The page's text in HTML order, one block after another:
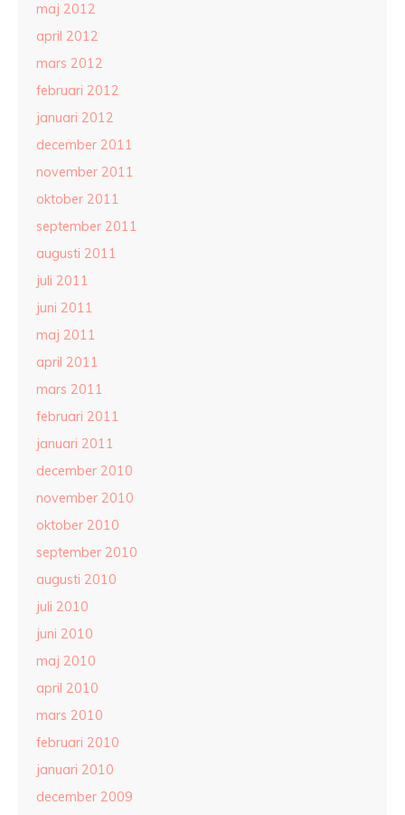
maj 2012
april 2012
mars 2012
februari 2012
januari 2012
december 2011
november 2011
oktober 2011
september 2011
augusti 2011
juli 2011
juni 2011
maj 2011
april 2011
mars 2011
februari 2011
januari 2011
december 2010
november 2010
oktober 2010
september 2010
augusti 2010
juli 2010
juni 2010
maj 2010
april 2010
mars 2010
februari 2010
januari 2010
december 2009